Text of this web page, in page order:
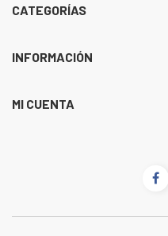
CATEGORÍAS
INFORMACIÓN
MI CUENTA